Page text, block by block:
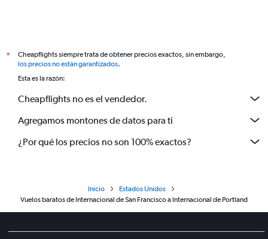
*
Cheapflights siempre trata de obtener precios exactos, sin embargo,
los precios no están garantizados.
Esta es la razón:
Cheapflights no es el vendedor.
Agregamos montones de datos para ti
¿Por qué los precios no son 100% exactos?
Inicio
Estados Unidos
Vuelos baratos de Internacional de San Francisco a Internacional de Portland